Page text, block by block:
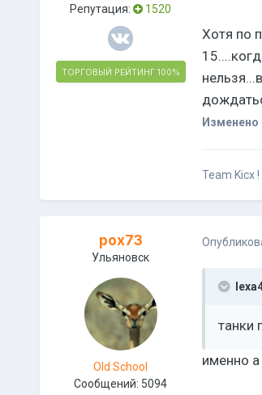
Репутация:
1520
ТОРГОВЫЙ РЕЙТИНГ 100%
Хотя по
Изменено
Team Kicx !
pox73
Ульяновск
Old School
Сообщений: 5094
танки
именно